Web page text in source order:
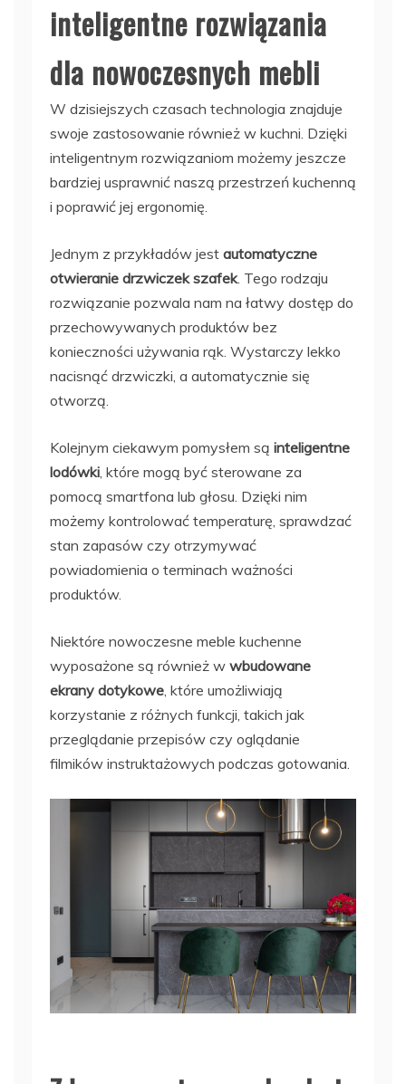
inteligentne rozwiązania
dla nowoczesnych mebli
W dzisiejszych czasach technologia znajduje
swoje zastosowanie również w kuchni. Dzięki
inteligentnym rozwiązaniom możemy jeszcze
bardziej usprawnić naszą przestrzeń kuchenną
i poprawić jej ergonomię.
Jednym z przykładów jest automatyczne
otwieranie drzwiczek szafek. Tego rodzaju
rozwiązanie pozwala nam na łatwy dostęp do
przechowywanych produktów bez
konieczności używania rąk. Wystarczy lekko
nacisnąć drzwiczki, a automatycznie się
otworzą.
Kolejnym ciekawym pomysłem są inteligentne
lodówki , które mogą być sterowane za
pomocą smartfona lub głosu. Dzięki nim
możemy kontrolować temperaturę, sprawdzać
stan zapasów czy otrzymywać
powiadomienia o terminach ważności
produktów.
Niektóre nowoczesne meble kuchenne
wyposażone są również w wbudowane
ekrany dotykowe , które umożliwiają
korzystanie z różnych funkcji, takich jak
przeglądanie przepisów czy oglądanie
filmików instruktażowych podczas gotowania.